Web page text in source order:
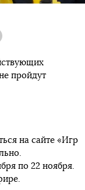
пройдут
на сайте «Игр
по 22 ноября.